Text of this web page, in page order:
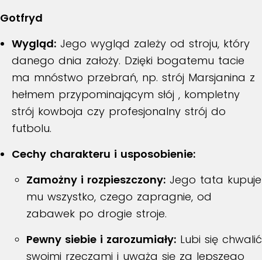
Gotfryd
Wygląd: Jego wygląd zależy od stroju, który
danego dnia założy. Dzięki bogatemu tacie
ma mnóstwo przebrań, np. strój Marsjanina z
hełmem przypominającym słój , kompletny
strój kowboja czy profesjonalny strój do
futbolu.
Cechy charakteru i usposobienie:
Zamożny i rozpieszczony: Jego tata kupuje
mu wszystko, czego zapragnie, od
zabawek po drogie stroje.
Pewny siebie i zarozumiały: Lubi się chwalić
swoimi rzeczami i uważa się za lepszego